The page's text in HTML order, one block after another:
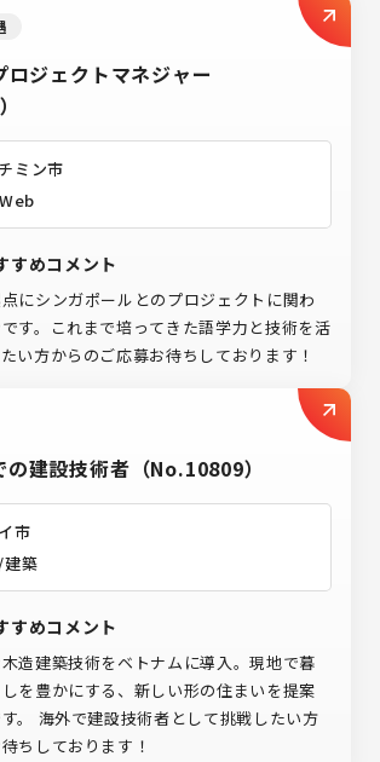
ジェクトマネジャー
ミン市
すめコメント
にシンガポールとのプロジェクトに関わ
す。これまで培ってきた語学力と技術を活
い方からのご応募お待ちしております！
建設技術者（No.10809）
市
築
すめコメント
造建築技術をベトナムに導入。現地で暮
を豊かにする、新しい形の住まいを提案
。 海外で建設技術者として挑戦したい方
ちしております！